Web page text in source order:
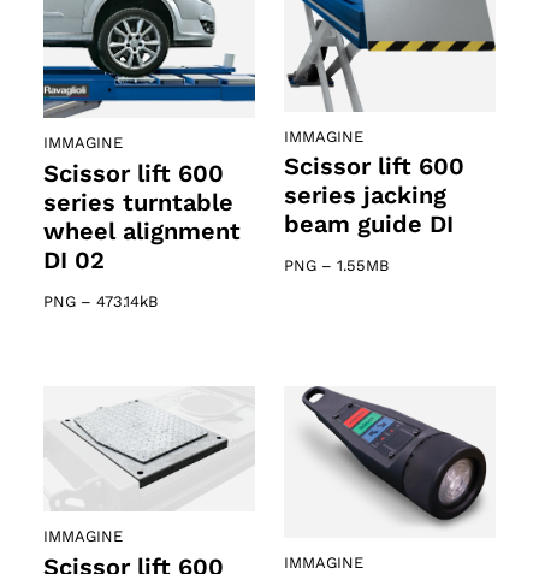
IMMAGINE
Scissor lift 600
series turntable
wheel alignment
DI 02
PNG – 473.14kB
IMMAGINE
Scissor lift 600
series jacking
beam guide DI
PNG – 1.55MB
IMMAGINE
Scissor lift 600
IMMAGINE